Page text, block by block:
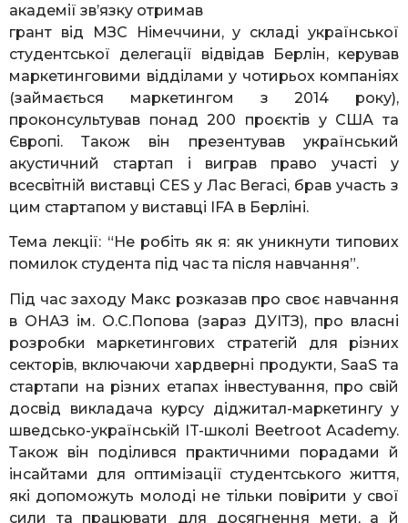
академії зв’язку отримав
грант від МЗС Німеччини, у складі української
студентської делегації відвідав Берлін, керував
маркетинговими відділами у чотирьох компаніях
(займається маркетингом з 2014 року),
проконсультував понад 200 проєктів у США та
Європі. Також він презентував український
акустичний стартап і виграв право участі у
всесвітній виставці CES у Лас Вегасі, брав участь з
цим стартапом у виставці IFA в Берліні.
Тема лекції: “Не робіть як я: як уникнути типових
помилок студента під час та після навчання”.
Під час заходу Макс розказав про своє навчання
в ОНАЗ ім. О.С.Попова (зараз ДУІТЗ), про власні
розробки маркетингових стратегій для різних
секторів, включаючи хардверні продукти, SaaS та
стартапи на різних етапах інвестування, про свій
досвід викладача курсу діджитал-маркетингу у
шведсько-українській IT-школі Beetroot Academy.
Також він поділився практичними порадами й
інсайтами для оптимізації студентського життя,
які допоможуть молоді не тільки повірити у свої
сили та працювати для досягнення мети, а й